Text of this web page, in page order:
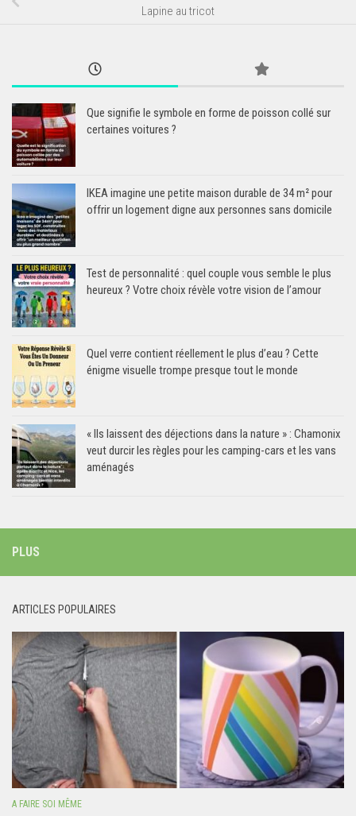
Lapine au tricot
Que signifie le symbole en forme de poisson collé sur
certaines voitures ?
IKEA imagine une petite maison durable de 34 m² pour
offrir un logement digne aux personnes sans domicile
Test de personnalité : quel couple vous semble le plus
heureux ? Votre choix révèle votre vision de l’amour
Quel verre contient réellement le plus d’eau ? Cette
énigme visuelle trompe presque tout le monde
« Ils laissent des déjections dans la nature » : Chamonix
veut durcir les règles pour les camping-cars et les vans
aménagés
PLUS
ARTICLES POPULAIRES
A FAIRE SOI MÊME